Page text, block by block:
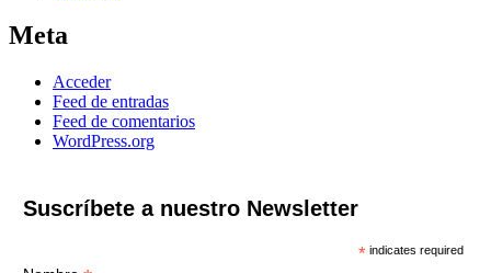
Meta
Acceder
Feed de entradas
Feed de comentarios
WordPress.org
Suscríbete a nuestro Newsletter
* indicates required